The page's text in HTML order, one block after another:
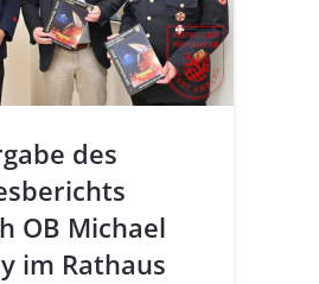
des
OB Michael
im Rathaus